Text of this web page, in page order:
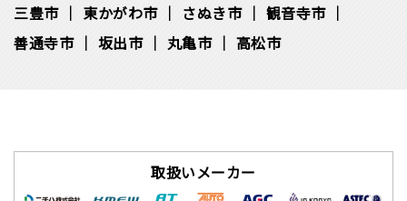
三豊市
東かがわ市 さぬき市
観音寺市
善通寺市
坂出市 丸亀市 高松市
取扱いメーカー